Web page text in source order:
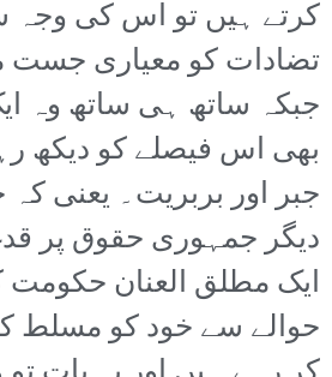
کرتے ہیں تو اس کی وجہ
تضادات کو معیاری
جبکہ ساتھ ہی ساتھ وہ
بھی اس فیصلے کو دیکھ
جبر اور بربریت۔ یعنی
دیگر جمہوری حقوق پر
ایک مطلق العنان حکومت
حوالے سے خود کو